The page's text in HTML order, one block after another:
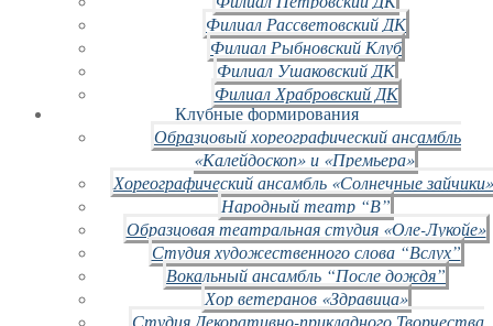
Филиал Рассветовский ДК
Филиал Рыбновский Клуб
Филиал Ушаковский ДК
Филиал Храбровский ДК
Клубные формирования
Образцовый хореографический ансамбль
«Калейдоскоп» и «Премьера»
Хореографический ансамбль «Солнечные
Народный театр “В”
Образцовая театральная студия «Оле-Лукойе»
Студия художественного слова “Вслух”
Вокальный ансамбль “После дождя”
Хор ветеранов «Здравица»